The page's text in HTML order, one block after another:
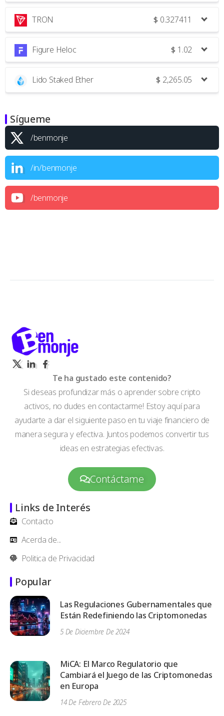
TRON $ 0.327411
Figure Heloc $ 1.02
Lido Staked Ether $ 2,265.05
Sígueme
/benmonje
/in/benmonje
/benmonje
Te ha gustado este contenido?
Si deseas profundizar más o aprender sobre cripto
activos, no dudes en contactarme! Estoy aquí para
ayudarte a dar el siguiente paso en tu viaje financiero de
manera segura y efectiva. Juntos podemos convertir tus
ideas en estrategias efectivas.
Contáctame
Links de Interés
Contacto
Acerda de...
Politica de Privacidad
Popular
Las Regulaciones Gubernamentales que
Están Redefiniendo las Criptomonedas
5 De Diciembre De 2024
MiCA: El Marco Regulatorio que
Cambiará el Juego de las Criptomonedas
en Europa
14 De Febrero De 2025